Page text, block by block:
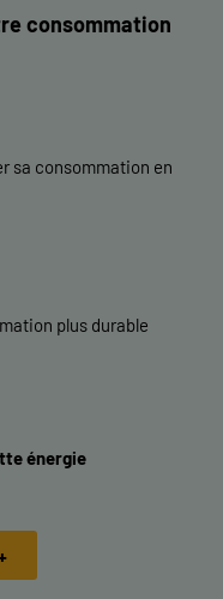
consommation
sa consommation en
plus durable
énergie